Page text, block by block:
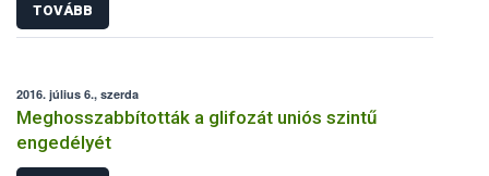
TOVÁBB
2016. július 6., szerda
Meghosszabbították a glifozát uniós szintű
engedélyét